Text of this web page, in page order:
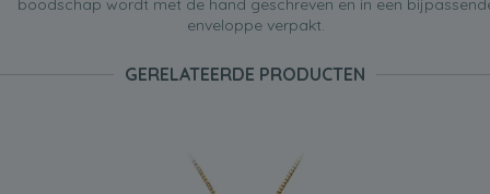
boodschap wordt met de hand geschreven en in een
enveloppe verpakt.
GERELATEERDE PRODUCTEN